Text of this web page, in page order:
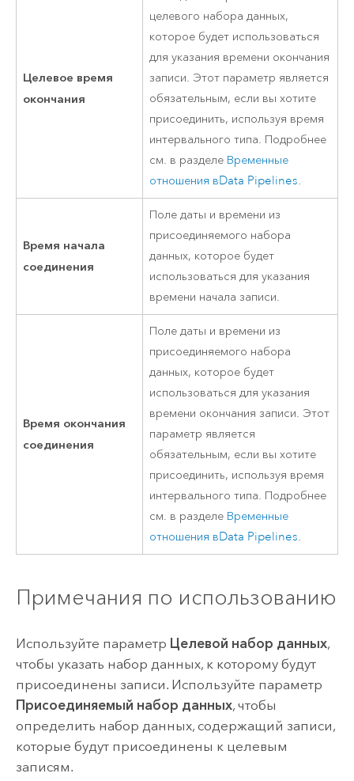
Целевое время
окончания
целевого набора данных,
которое будет использоваться
для указания времени окончания
записи. Этот параметр является
обязательным, если вы хотите
присоединить, используя время
интервального типа. Подробнее
см. в разделе Временные
отношения вData Pipelines.
Время начала
соединения
Поле даты и времени из
присоединяемого набора
данных, которое будет
использоваться для указания
времени начала записи.
Время окончания
соединения
Поле даты и времени из
присоединяемого набора
данных, которое будет
использоваться для указания
времени окончания записи. Этот
параметр является
обязательным, если вы хотите
присоединить, используя время
интервального типа. Подробнее
см. в разделе Временные
отношения вData Pipelines.
Примечания по использованию
Используйте параметр Целевой набор данных,
чтобы указать набор данных, к которому будут
присоединены записи. Используйте параметр
Присоединяемый набор данных, чтобы
определить набор данных, содержащий записи,
которые будут присоединены к целевым
записям.